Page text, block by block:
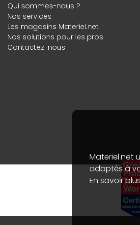
Qui sommes-nous ?
Nos services
Les magasins Materiel.net
Nos solutions pour les pros
Contactez-nous
Materiel.net
adaptés à
En savoir